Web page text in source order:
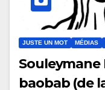
JUSTE UN MOT MÉDIAS
Souleymane
baobab (de